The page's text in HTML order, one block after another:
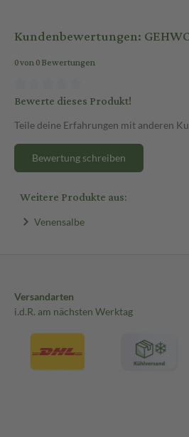
Kundenbewertungen:
0 von 0 Bewertungen
Bewerte dieses Produkt!
Teile deine Erfahrungen mit anderen
Bewertung schreiben
Weitere Produkte aus:
Venensalbe
Versandarten
i.d.R. am nächsten Werktag